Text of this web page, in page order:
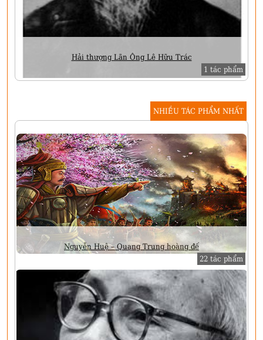
Hải thượng Lãn Ông Lê Hữu Trác
1 tác phẩm
NHIỀU TÁC PHẨM NHẤT
Nguyễn Huệ – Quang Trung hoàng đế
22 tác phẩm